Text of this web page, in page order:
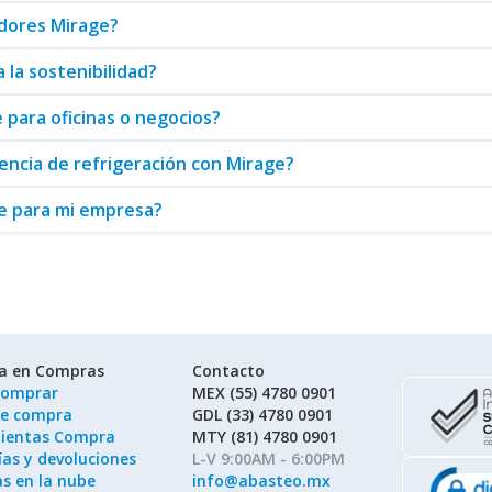
Mirage?
la sostenibilidad?
oficinas o negocios?
de refrigeración con Mirage?
mi empresa?
en Compras
compra
Compra
y devoluciones
en la nube
Contacto
MEX (55) 4780 0901
GDL (33) 4780 0901
MTY (81) 4780 0901
L-V 9:00AM - 6:00PM
info@abasteo.mx